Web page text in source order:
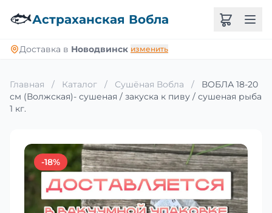
🐟Астраханская Вобла
Доставка в Новодвинск изменить
Главная / Каталог / Сушёная Вобла /
ВОБЛА 18-20
см (Волжская)- сушеная / закуска к пиву / сушеная рыба
1 кг.
-18%